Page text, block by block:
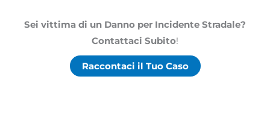
Sei vittima di un Danno per Incidente Stradale?
Contattaci Subito!
Raccontaci il Tuo Caso